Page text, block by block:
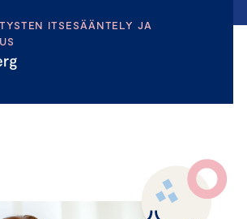
ITSESÄÄNTELY JA